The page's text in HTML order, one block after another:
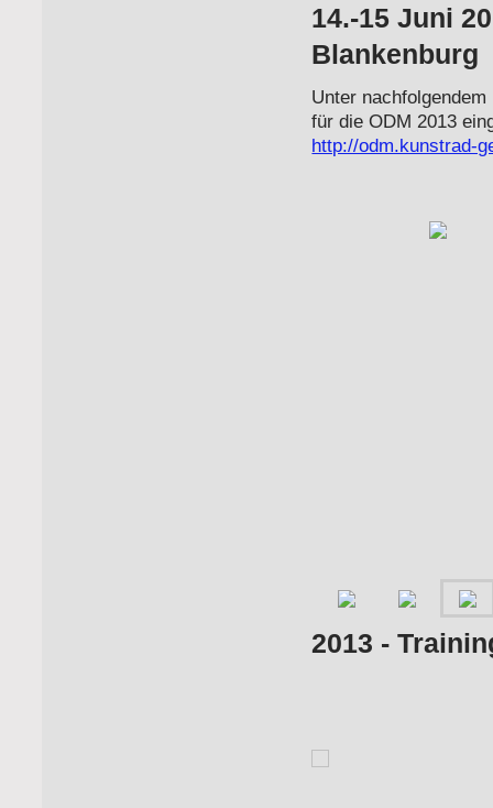
14.-15 Juni
Blankenburg
Unter
für die ODM 2013
http://odm.kunstrad-
2013 -